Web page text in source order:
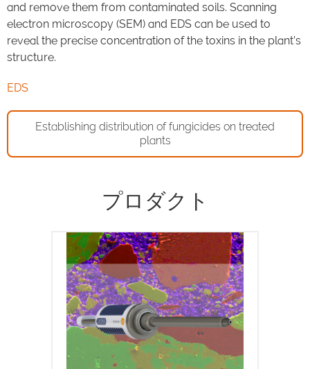
and remove them from contaminated soils. Scanning
electron microscopy (SEM) and EDS can be used to
reveal the precise concentration of the toxins in the plant’s
structure.
EDS
Establishing distribution of fungicides on treated
plants
プロダクト
AZtecLiveOneソフトウェアプラットフォ
ームは、EDSのような複雑なタスクを可能
な限り迅速かつ簡単にするための理想的な
ソリューションです。 膨大なトレーニン
グやEDSの高度な知識は必要ありません。
お客様はわずかなトレーニングで、信頼性
のある結果が得られます。